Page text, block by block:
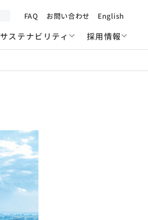
FAQ お問い合わせ English
サステナビリティ 採用情報